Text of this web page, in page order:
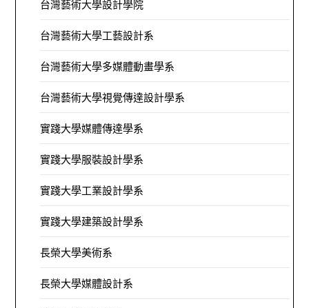
台灣藝術大學設計學院
台灣藝術大學工藝設計系
台灣藝術大學多媒體動畫學系
台灣藝術大學視覺傳達設計學系
實踐大學媒體傳達學系
實踐大學服裝設計學系
實踐大學工業設計學系
實踐大學建築設計學系
長榮大學美術系
長榮大學媒體設計系